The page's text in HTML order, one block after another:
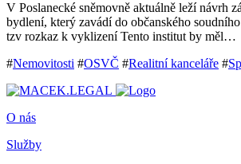
V Poslanecké sněmovně aktuálně leží návrh
bydlení, který zavádí do občanského
tzv rozkaz k vyklizení Tento institut by měl…
#Nemovitosti #OSVČ #Realitní kanceláře #
O nás
Služby